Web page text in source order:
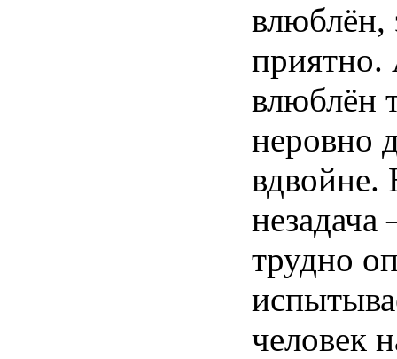
влюблён,
приятно.
влюблён
неровно
вдвойне.
незадача
трудно
человек